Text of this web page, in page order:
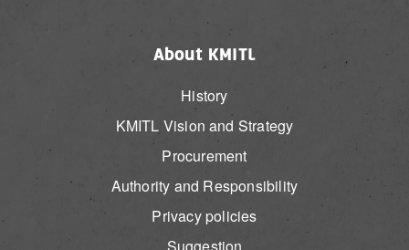
About KMITL
History
KMITL Vision and Strategy
Procurement
Authority and Responsibility
Privacy policies
Suggestion